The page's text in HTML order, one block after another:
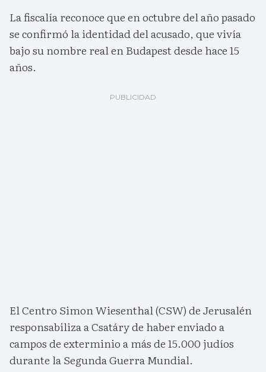
La fiscalía reconoce que en octubre del año pasado
se confirmó la identidad del acusado, que vivía
bajo su nombre real en Budapest desde hace 15
años.
El Centro Simon Wiesenthal (CSW) de Jerusalén
responsabiliza a Csatáry de haber enviado a
campos de exterminio a más de 15.000 judíos
durante la Segunda Guerra Mundial.